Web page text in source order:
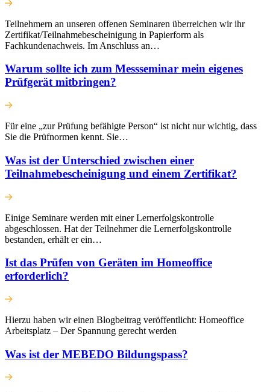
Teilnehmern an unseren offenen Seminaren überreichen wir ihr
Zertifikat/Teilnahmebescheinigung in Papierform als
Fachkundenachweis. Im Anschluss an…
Warum sollte ich zum Messseminar mein eigenes
Prüfgerät mitbringen?
Für eine „zur Prüfung befähigte Person“ ist nicht nur wichtig, dass
Sie die Prüfnormen kennt. Sie…
Was ist der Unterschied zwischen einer
Teilnahmebescheinigung und einem Zertifikat?
Einige Seminare werden mit einer Lernerfolgskontrolle
abgeschlossen. Hat der Teilnehmer die Lernerfolgskontrolle
bestanden, erhält er ein…
Ist das Prüfen von Geräten im Homeoffice
erforderlich?
Hierzu haben wir einen Blogbeitrag veröffentlicht: Homeoffice
Arbeitsplatz – Der Spannung gerecht werden
Was ist der MEBEDO Bildungspass?